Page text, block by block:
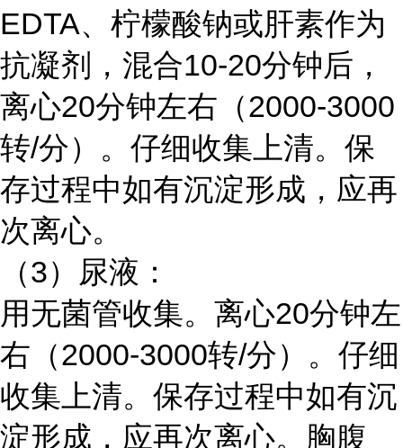
EDTA、柠檬酸钠或肝素作为
抗凝剂，混合10-20分钟后，
离心20分钟左右（2000-3000
转/分）。仔细收集上清。保
存过程中如有沉淀形成，应再
次离心。
（3）尿液：
用无菌管收集。离心20分钟左
右（2000-3000转/分）。仔细
收集上清。保存过程中如有沉
淀形成，应再次离心。胸腹